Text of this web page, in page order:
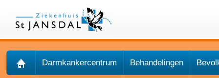
Darmkankercentrum Behandelingen